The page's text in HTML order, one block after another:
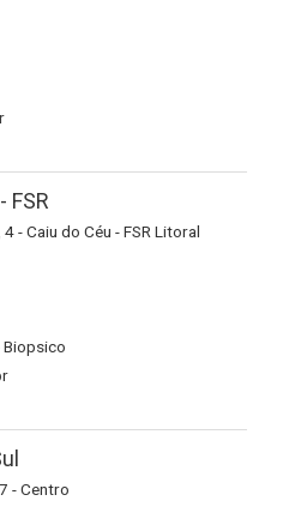
FSR
- Caiu do Céu - FSR Litoral
- Centro